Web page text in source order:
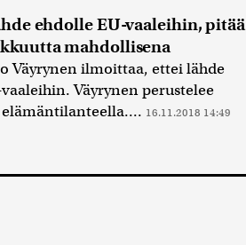
ehdolle EU-vaaleihin, pitää
mahdollisena
Väyrynen ilmoittaa, ettei lähde
Väyrynen perustelee
16.11.2018 14:49